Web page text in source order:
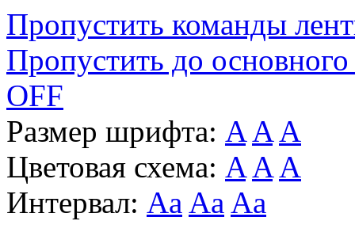
Пропустить команды
Пропустить до основного
OFF
Размер шрифта: A A A
Цветовая схема: A A A
Интервал: Aa Aa Aa